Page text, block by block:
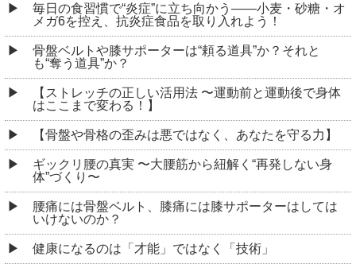
毎日の食習慣で“炎症”に立ち向かう――小麦・砂糖・オ
メガ6を控え、抗炎症食品を取り入れよう！
骨盤ベルトや膝サポーターは“頼る道具”か？それと
も“奪う道具”か？
【ストレッチの正しい活用法 〜運動前と運動後で身体
はここまで変わる！】
【骨盤や骨格の歪みは悪ではなく、あなたを守る力】
ギックリ腰の真実 〜大腰筋から紐解く“再発しない身
体”づくり〜
腰痛には骨盤ベルト、膝痛には膝サポーターはしては
いけないのか？
健康になるのは「才能」ではなく「技術」